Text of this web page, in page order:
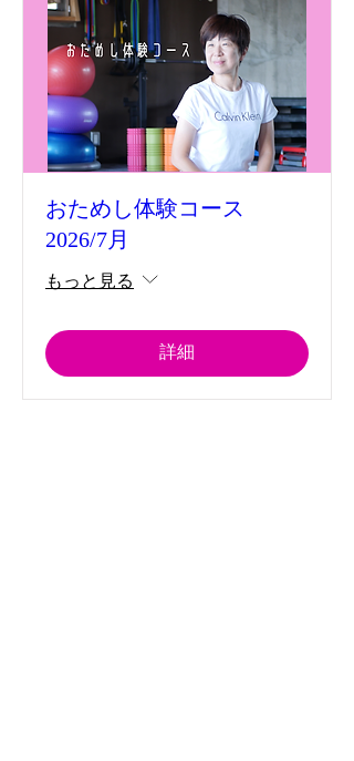
おためし体験コース
2026/7月
もっと見る
詳細